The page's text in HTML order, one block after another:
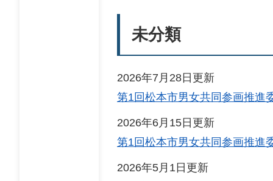
未分類
2026年7月28日更新
第1回松本市男女共同参画推進
2026年6月15日更新
第1回松本市男女共同参画推進
2026年5月1日更新